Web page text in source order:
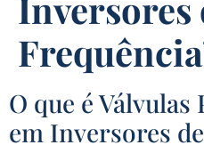
O que é
em Inversores